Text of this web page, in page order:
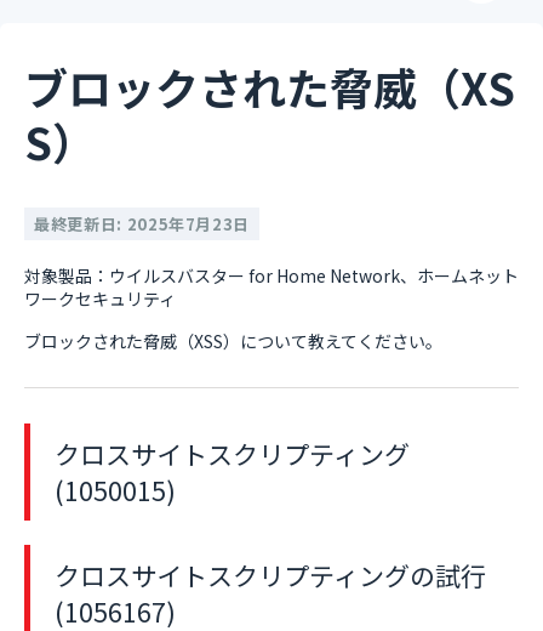
ブロックされた脅威（XS
S）
最終更新日: 2025年7月23日
対象製品：ウイルスバスター for Home Network、ホームネット
ワークセキュリティ
ブロックされた脅威（XSS）について教えてください。
クロスサイトスクリプティング
(1050015)
クロスサイトスクリプティングの試行
(1056167)